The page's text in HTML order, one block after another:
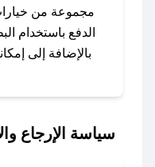
الرسائل الخاصة
وسنقوم
مراسلتنا مباشرة
مجموعة من
الدفع باستخدام
سياسة الإرجاع